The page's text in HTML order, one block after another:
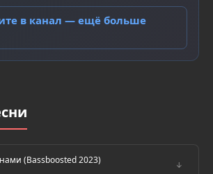
в канал — ещё больше
(Bassboosted 2023) ↓